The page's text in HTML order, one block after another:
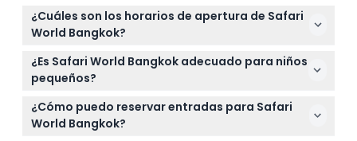
¿Cuáles son los horarios de apertura de Safari
World Bangkok?
Safari World Bangkok está abierto todos los días,
con el Safari Park funcionando de martes a viernes
de 9:00 a.m. a 4:30 p.m., y los fines de semana de
9:00 a.m. a 5:00 p.m. (cerrado los lunes) (sujeto a
cambios — por favor confirme al momento de la
¿Es Safari World Bangkok adecuado para niños
pequeños?
Sí, Safari World Bangkok es ideal para niños de 2 a 12
años, y los niños menores de 99 cm de altura
entran gratis.
¿Cómo puedo reservar entradas para Safari
World Bangkok?